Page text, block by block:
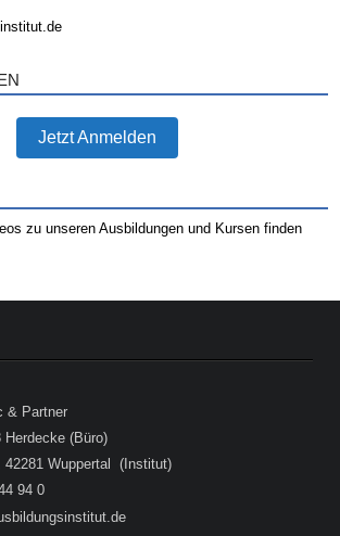
Jetzt Anmelden
zu unseren Ausbildungen und Kursen finden
& Partner
Herdecke (Büro)
42281 Wuppertal (Institut)
94 0